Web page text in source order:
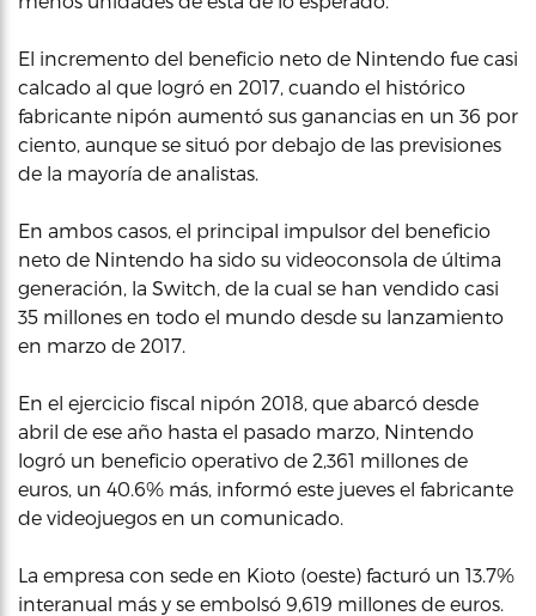
El incremento del beneficio neto de Nintendo fue casi
calcado al que logró en 2017, cuando el histórico
fabricante nipón aumentó sus ganancias en un 36 por
ciento, aunque se situó por debajo de las previsiones
de la mayoría de analistas.
En ambos casos, el principal impulsor del beneficio
neto de Nintendo ha sido su videoconsola de última
generación, la Switch, de la cual se han vendido casi
35 millones en todo el mundo desde su lanzamiento
en marzo de 2017.
En el ejercicio fiscal nipón 2018, que abarcó desde
abril de ese año hasta el pasado marzo, Nintendo
logró un beneficio operativo de 2,361 millones de
euros, un 40.6% más, informó este jueves el fabricante
de videojuegos en un comunicado.
La empresa con sede en Kioto (oeste) facturó un 13.7%
interanual más y se embolsó 9,619 millones de euros.